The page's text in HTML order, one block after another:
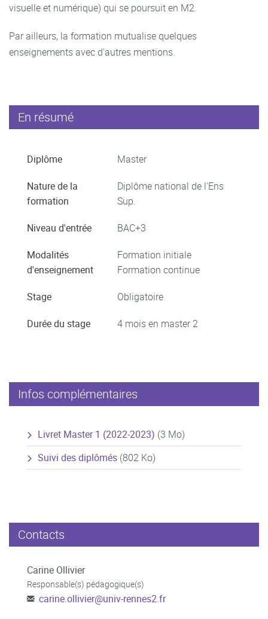
visuelle et numérique) qui se poursuit en M2.
Par ailleurs, la formation mutualise quelques
enseignements avec d'autres mentions.
En résumé
Diplôme Master
Nature de la
formation
Diplôme national de l'Ens
Sup.
Niveau d'entrée BAC+3
Modalités
d'enseignement
Formation initiale
Formation continue
Stage Obligatoire
Durée du stage 4 mois en master 2
Infos complémentaires
Livret Master 1 (2022-2023) (3 Mo)
Suivi des diplômés (802 Ko)
Contacts
Carine Ollivier
Responsable(s) pédagogique(s)
carine.ollivier@univ-rennes2.fr